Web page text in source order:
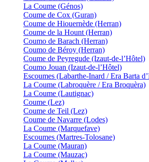
La Coume (Génos)
Coume de Cox (Guran)
Coume de Hiouernède (Herran)
Coume de la Hount (Herran)
Coumo de Barach (Herran)
Coumo de Béroy (Herran)
Coume de Peyregude (Izaut-de-l’Hôtel)
Coumo Jouan (Izaut-de-l’Hôtel)
Escoumes (Labarthe-Inard / Era Barta
La Coume (Labroquère / Era Broquèra)
La Coume (Lautignac)
Coume (Lez)
Coume de Teil (Lez)
Coume de Navarre (Lodes)
La Coume (Marquefave)
Escoumes (Martres-Tolosane)
La Coume (Mauran)
La Coume (Mauzac)